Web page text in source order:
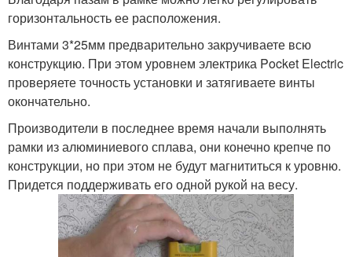
горизонтальность ее расположения.
Винтами 3*25мм предварительно закручиваете всю
конструкцию. При этом уровнем электрика Pocket Electric
проверяете точность установки и затягиваете винты
окончательно.
Производители в последнее время начали выполнять
рамки из алюминиевого сплава, они конечно крепче по
конструкции, но при этом не будут магнититься к уровню.
Придется поддерживать его одной рукой на весу.